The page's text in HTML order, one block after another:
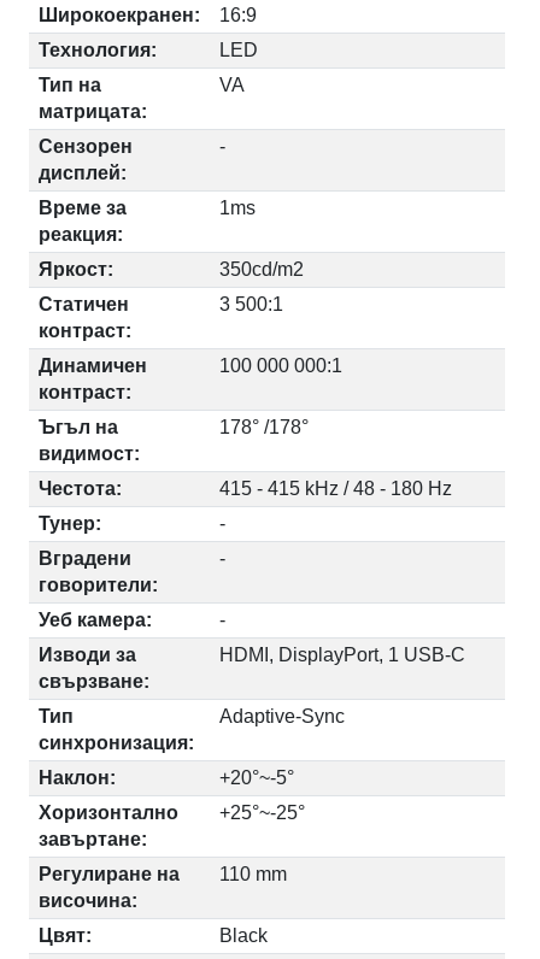
Широкоекранен:
16:9
Технология:
LED
Тип на
матрицата:
VA
Сензорен
дисплей:
-
Време за
реакция:
1ms
Яркост:
350cd/m2
Статичен
контраст:
3 500:1
Динамичен
контраст:
100 000 000:1
Ъгъл на
видимост:
178° /178°
Честота:
415 - 415 kHz / 48 - 180 Hz
Тунер:
-
Вградени
говорители:
-
Уеб камера:
-
Изводи за
свързване:
HDMI, DisplayPort, 1 USB-C
Тип
синхронизация:
Adaptive-Sync
Наклон:
+20°~-5°
Хоризонтално
завъртане:
+25°~-25°
Регулиране на
височина:
110 mm
Цвят:
Black